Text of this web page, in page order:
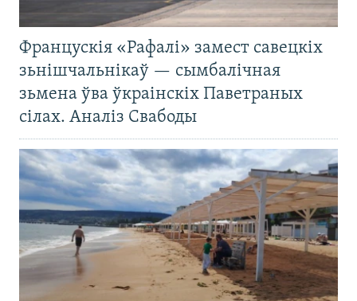
Францускія «Рафалі» замест савецкіх
зьнішчальнікаў — сымбалічная
зьмена ўва ўкраінскіх Паветраных
сілах. Аналіз Свабоды